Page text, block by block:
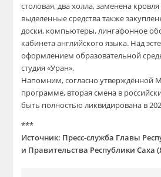
столовая, два холла, заменена
выделенные средства также
доски, компьютеры, лингафонное
кабинета английского языка. Над
оформлением образовательной
студия «Уран».
Напомним, согласно утверждённой
программе, вторая смена в
быть полностью ликвидирована в
***
Источник: Пресс-служба Главы
и Правительства Республики Саха